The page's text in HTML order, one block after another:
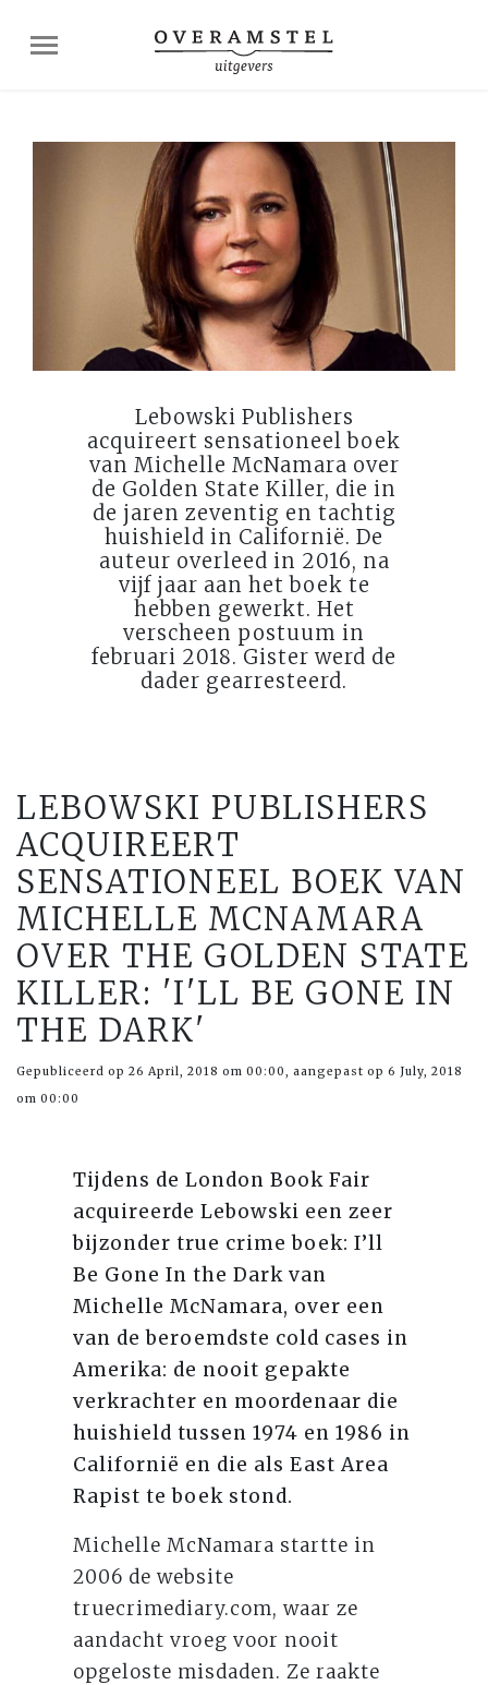
Lebowski Publishers
acquireert sensationeel boek
van Michelle McNamara over
de Golden State Killer, die in
de jaren zeventig en tachtig
huishield in Californië. De
auteur overleed in 2016, na
vijf jaar aan het boek te
hebben gewerkt. Het
verscheen postuum in
februari 2018. Gister werd de
dader gearresteerd.
LEBOWSKI PUBLISHERS
ACQUIREERT
SENSATIONEEL BOEK VAN
MICHELLE MCNAMARA
OVER THE GOLDEN STATE
KILLER: 'I'LL BE GONE IN
THE DARK'
Gepubliceerd op 26 April, 2018 om 00:00, aangepast op 6 July, 2018
om 00:00
Tijdens de London Book Fair
acquireerde Lebowski een zeer
bijzonder true crime boek: I’ll
Be Gone In the Dark van
Michelle McNamara, over een
van de beroemdste cold cases in
Amerika: de nooit gepakte
verkrachter en moordenaar die
huishield tussen 1974 en 1986 in
Californië en die als East Area
Rapist te boek stond.
Michelle McNamara startte in
2006 de website
truecrimediary.com, waar ze
aandacht vroeg voor nooit
opgeloste misdaden. Ze raakte